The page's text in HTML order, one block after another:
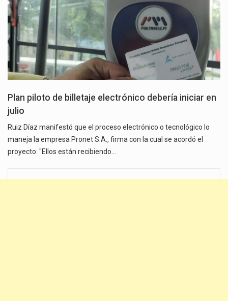
Plan piloto de billetaje electrónico debería iniciar en
julio
Ruiz Díaz manifestó que el proceso electrónico o tecnológico lo
maneja la empresa Pronet S.A., firma con la cual se acordó el
proyecto: "Ellos están recibiendo…